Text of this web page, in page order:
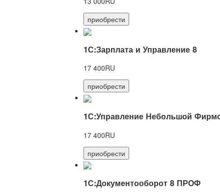
приобрести
1С:Зарплата и Управление 8
17 400RU
приобрести
1С:Управление Небольшой
17 400RU
приобрести
1С:Документооборот 8 ПРОФ